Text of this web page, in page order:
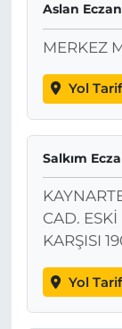
Aslan
MERKEZ
Yol
Salkım
CAD.
KARŞISI
Yol